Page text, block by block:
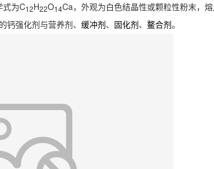
式为C12H22O14Ca，外观为白色结晶性或颗粒性粉末，
强化剂与营养剂、 缓冲剂 、 固化剂 、 鳌合剂 。